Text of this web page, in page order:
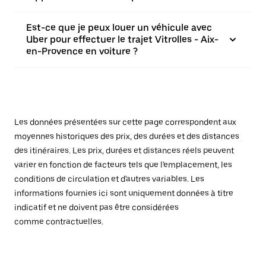
Est-ce que je peux louer un véhicule avec
Uber pour effectuer le trajet Vitrolles - Aix-
en-Provence en voiture ?
Les données présentées sur cette page correspondent aux
moyennes historiques des prix, des durées et des distances
des itinéraires. Les prix, durées et distances réels peuvent
varier en fonction de facteurs tels que l'emplacement, les
conditions de circulation et d'autres variables. Les
informations fournies ici sont uniquement données à titre
indicatif et ne doivent pas être considérées
comme contractuelles.